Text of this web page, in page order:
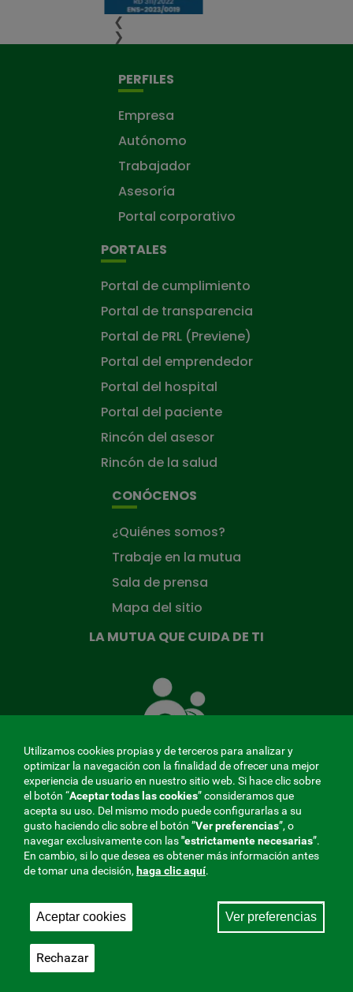
❮
❯
PERFILES
Empresa
Autónomo
Trabajador
Asesoría
Portal corporativo
PORTALES
Portal de cumplimiento
Portal de transparencia
Portal de PRL (Previene)
Portal del emprendedor
Portal del hospital
Portal del paciente
Rincón del asesor
Rincón de la salud
CONÓCENOS
¿Quiénes somos?
Trabaje en la mutua
Sala de prensa
Mapa del sitio
LA MUTUA QUE CUIDA DE TI
Mutua
que
ti
MENÚ
REDES
SOCIALES
V20
Aviso legal|Privacidad
Mutua Colaboradora con la Seguridad Social, 275.
Utilizamos cookies propias y de terceros para analizar y
optimizar la navegación con la finalidad de ofrecer una mejor
experiencia de usuario en nuestro sitio web. Si hace clic sobre
el botón “Aceptar todas las cookies” consideramos que
acepta su uso. Del mismo modo puede configurarlas a su
gusto haciendo clic sobre el botón ”Ver preferencias”, o
navegar exclusivamente con las"estrictamentenecesarias”.
En cambio, si lo que desea es obtener más información antes
de tomar una decisión, haga clic aquí.
Aceptar cookies Ver preferencias
Rechazar